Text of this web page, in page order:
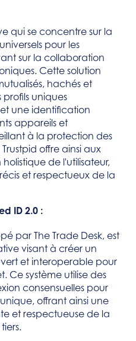
qui se concentre sur la
pour les
sur la collaboration
Cette solution
hachés et
uniques
une identification
appareils et
à la protection des
offre ainsi aux
de l'utilisateur,
et respectueux de la
ID 2.0 :
par The Trade Desk, est
visant à créer un
et interoperable pour
Ce système utilise des
consensuelles pour
offrant ainsi une
et respectueuse de la